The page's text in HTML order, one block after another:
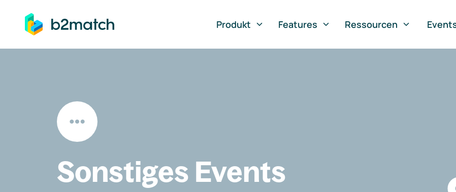
springen
Produkt
Features Ressourcen
Sonstiges Events